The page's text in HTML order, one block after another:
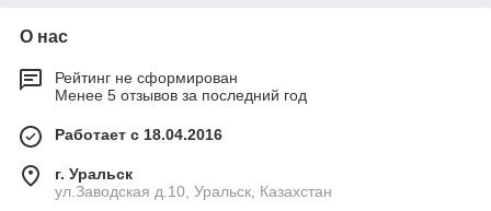
О нас
Рейтинг не сформирован
Менее 5 отзывов за последний год
Работает с 18.04.2016
г. Уральск
ул.Заводская д.10, Уральск, Казахстан